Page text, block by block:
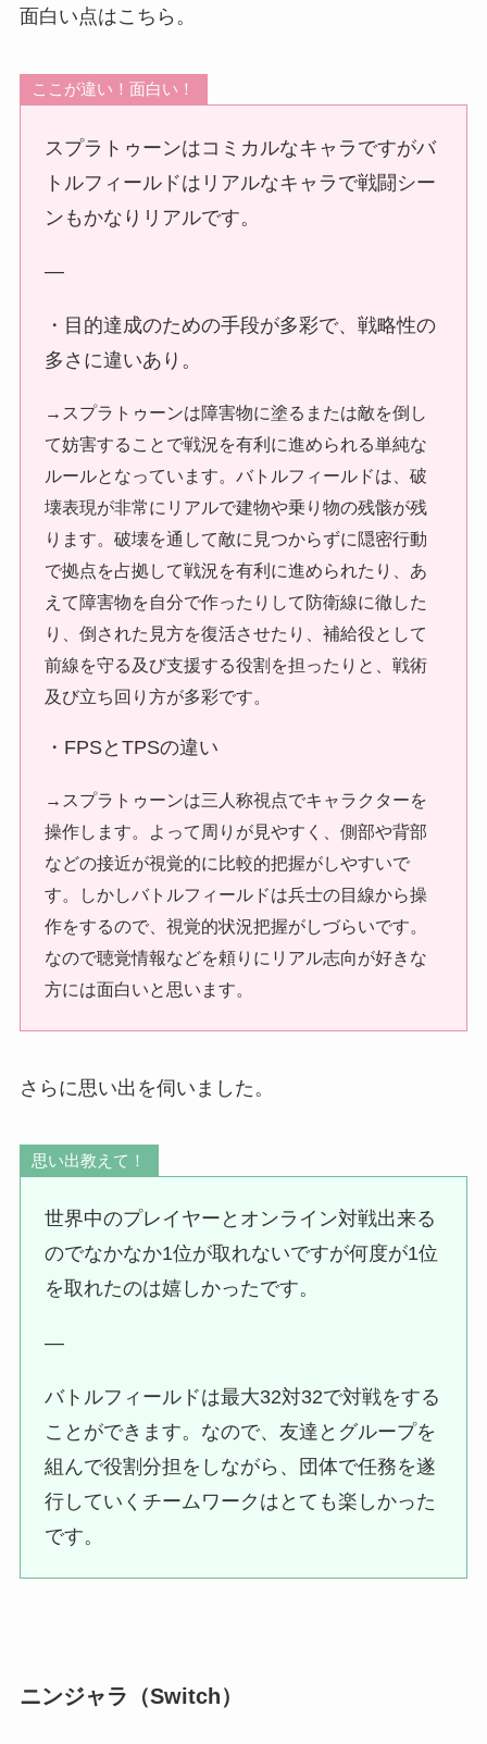
面白い点はこちら。
ここが違い！面白い！
スプラトゥーンはコミカルなキャラですがバ
トルフィールドはリアルなキャラで戦闘シー
ンもかなりリアルです。
—
・目的達成のための手段が多彩で、戦略性の
多さに違いあり。
→スプラトゥーンは障害物に塗るまたは敵を倒し
て妨害することで戦況を有利に進められる単純な
ルールとなっています。バトルフィールドは、破
壊表現が非常にリアルで建物や乗り物の残骸が残
ります。破壊を通して敵に見つからずに隠密行動
で拠点を占拠して戦況を有利に進められたり、あ
えて障害物を自分で作ったりして防衛線に徹した
り、倒された見方を復活させたり、補給役として
前線を守る及び支援する役割を担ったりと、戦術
及び立ち回り方が多彩です。
・FPSとTPSの違い
→スプラトゥーンは三人称視点でキャラクターを
操作します。よって周りが見やすく、側部や背部
などの接近が視覚的に比較的把握がしやすいで
す。しかしバトルフィールドは兵士の目線から操
作をするので、視覚的状況把握がしづらいです。
なので聴覚情報などを頼りにリアル志向が好きな
方には面白いと思います。
さらに思い出を伺いました。
思い出教えて！
世界中のプレイヤーとオンライン対戦出来る
のでなかなか1位が取れないですが何度が1位
を取れたのは嬉しかったです。
—
バトルフィールドは最大32対32で対戦をする
ことができます。なので、友達とグループを
組んで役割分担をしながら、団体で任務を遂
行していくチームワークはとても楽しかった
です。
ニンジャラ（Switch）